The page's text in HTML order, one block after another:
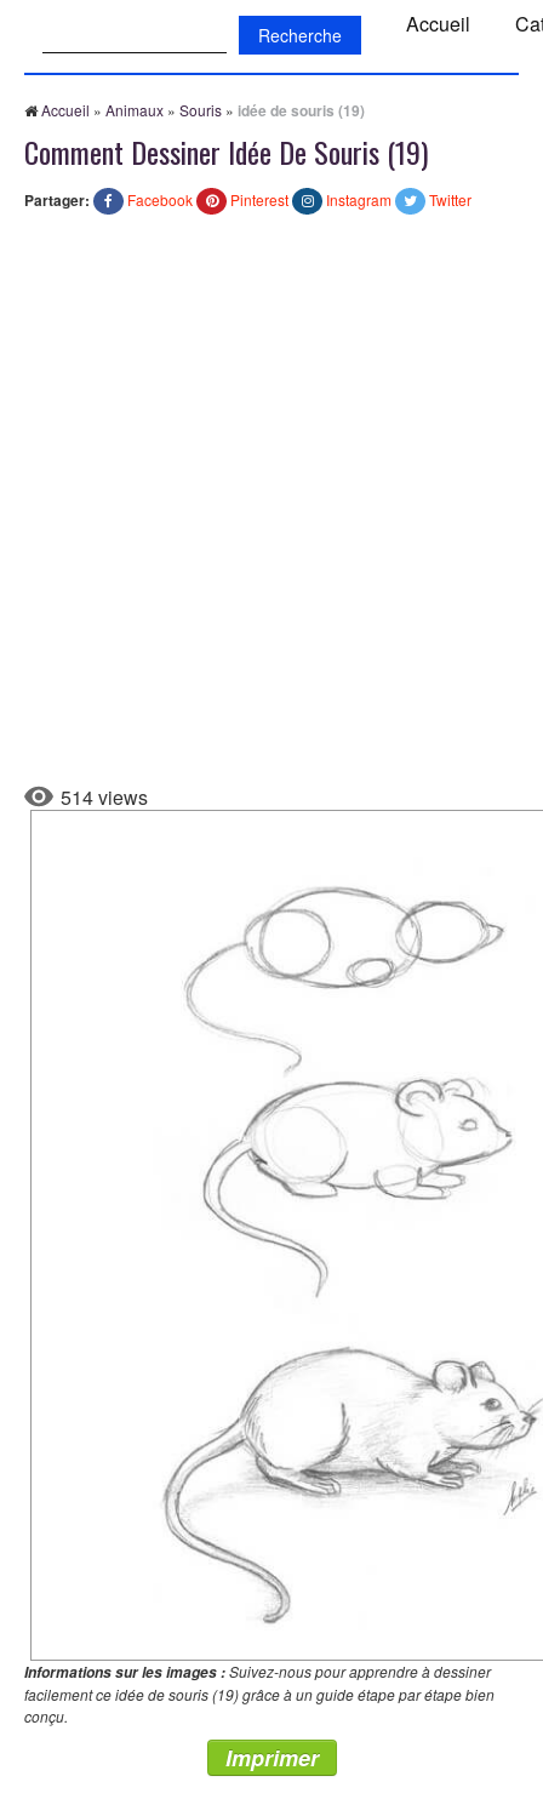
Accueil
Accueil » Animaux » Souris » idée de souris (19)
Comment Dessiner Idée De Souris (19)
Partager: Facebook Pinterest Instagram Twitter
514 views
Informations sur les images :Suivez-nous pour apprendre à dessiner
facilement ce idée de souris (19) grâce à un guide étape par étape bien
conçu.
Imprimer